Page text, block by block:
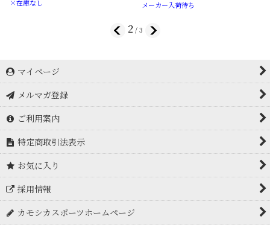
×在庫なし メーカー入荷待ち
2/ 3
マイページ
メルマガ登録
ご利用案内
特定商取引法表示
お気に入り
採用情報
カモシカスポーツホームページ